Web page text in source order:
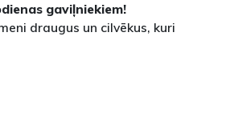
gaviļniekiem!
draugus un cilvēkus, kuri